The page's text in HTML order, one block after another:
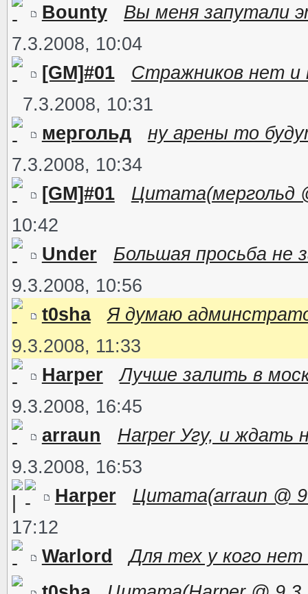
Bounty
Вы меня запутали
7.3.2008, 10:04
[GM]#01
Стражников нет и
7.3.2008, 10:31
мергольд
ну арены то
7.3.2008, 10:34
[GM]#01
Цитата(мергольд
10:42
Under
Большая просьба не
9.3.2008, 10:56
t0sha
Я думаю
9.3.2008, 11:33
Harper
Лучше залить в
9.3.2008, 16:45
arraun
Harper Угу, и ждать
9.3.2008, 16:53
Harper
Цитата(arraun @
17:12
Warlord
Для тех у кого